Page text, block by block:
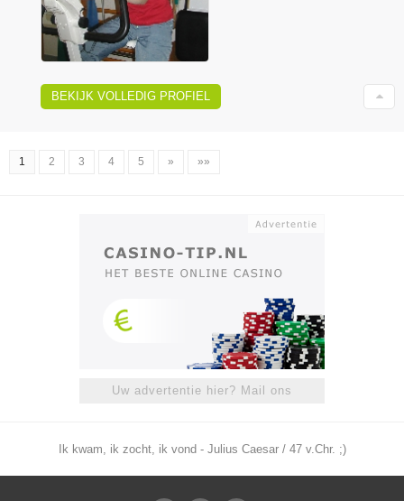
BEKIJK VOLLEDIG PROFIEL
1 2 3 4 5 » »»
Uw advertentie hier? Mail ons
Ik kwam, ik zocht, ik vond - Julius Caesar / 47 v.Chr. ;)